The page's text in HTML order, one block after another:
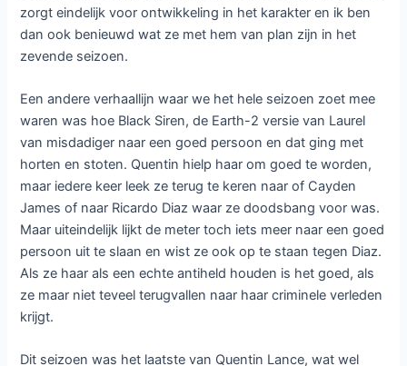
zorgt eindelijk voor ontwikkeling in het karakter en ik ben
dan ook benieuwd wat ze met hem van plan zijn in het
zevende seizoen.
Een andere verhaallijn waar we het hele seizoen zoet mee
waren was hoe Black Siren, de Earth-2 versie van Laurel
van misdadiger naar een goed persoon en dat ging met
horten en stoten. Quentin hielp haar om goed te worden,
maar iedere keer leek ze terug te keren naar of Cayden
James of naar Ricardo Diaz waar ze doodsbang voor was.
Maar uiteindelijk lijkt de meter toch iets meer naar een goed
persoon uit te slaan en wist ze ook op te staan tegen Diaz.
Als ze haar als een echte antiheld houden is het goed, als
ze maar niet teveel terugvallen naar haar criminele verleden
krijgt.
Dit seizoen was het laatste van Quentin Lance, wat wel